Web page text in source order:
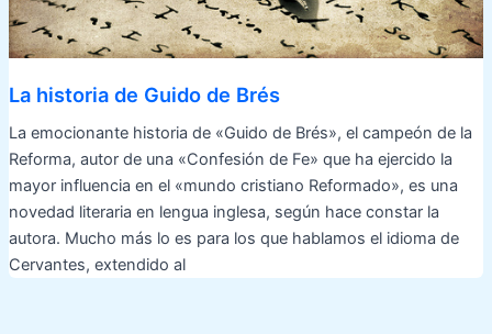
La historia de Guido de Brés
La emocionante historia de «Guido de Brés», el campeón de la
Reforma, autor de una «Confesión de Fe» que ha ejercido la
mayor influencia en el «mundo cristiano Reformado», es una
novedad literaria en lengua inglesa, según hace constar la
autora. Mucho más lo es para los que hablamos el idioma de
Cervantes, extendido al